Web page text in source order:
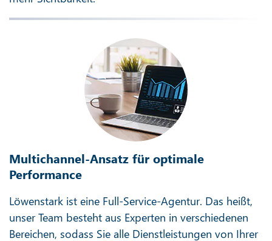
Multichannel-Ansatz für optimale
Performance
Löwenstark ist eine Full-Service-Agentur. Das heißt,
unser Team besteht aus Experten in verschiedenen
Bereichen, sodass Sie alle Dienstleistungen von Ihrer